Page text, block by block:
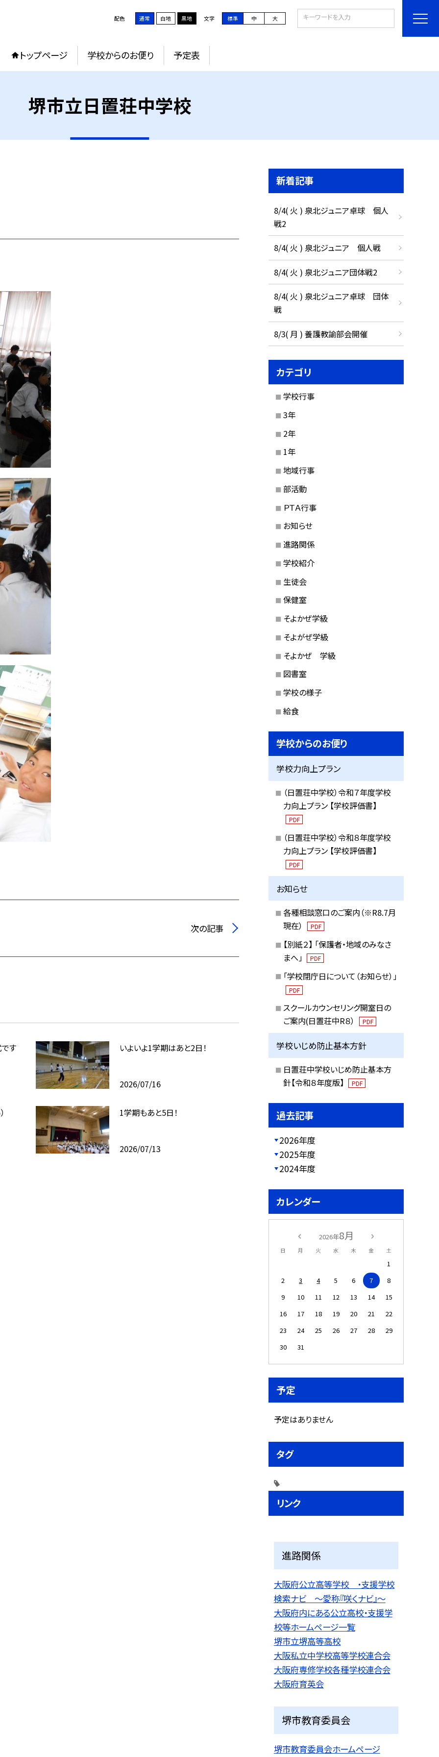
配色 通常 白地 黒地 文字 標準 中 大
トップページ 学校からのお便り 予定表
堺市立日置荘中学校
次の記事
す いよいよ1学期はあと2日！
2026/07/16
1学期もあと5日！
2026/07/13
新着記事
8/4( 火 ) 泉北ジュニア卓球 個人
戦2
8/4( 火 ) 泉北ジュニア 個人戦
8/4( 火 ) 泉北ジュニア団体戦2
8/4( 火 ) 泉北ジュニア卓球 団体
戦
8/3( 月 ) 養護教諭部会開催
カテゴリ
学校行事
3年
2年
1年
地域行事
部活動
ＰＴＡ行事
お知らせ
進路関係
学校紹介
生徒会
保健室
そよかぜ学級
そよがぜ学級
そよかぜ 学級
図書室
学校の様子
給食
学校からのお便り
学校力向上プラン
（日置荘中学校）令和７年度学校
力向上プラン 【学校評価書】
PDF
（日置荘中学校）令和８年度学校
力向上プラン 【学校評価書】
PDF
お知らせ
各種相談窓口のご案内（※R8.7月
現在）
PDF
【別紙２】 「保護者・地域のみなさ
まへ」
PDF
「学校閉庁日について（お知らせ）」
PDF
スクールカウンセリング開室日の
ご案内(日置荘中R８）
PDF
学校いじめ防止基本方針
日置荘中学校いじめ防止基本方
針【令和８年度版】
PDF
過去記事
2026年度
2025年度
2024年度
カレンダー
2026年8月
日 月 火 水 木 金 土
1
2
3 4 5 6 7
8
9
10 11 12 13 14
15
16
17 18 19 20 21
22
23
24 25 26 27 28
29
30
31
予定
予定はありません
タグ
リンク
進路関係
大阪府公立高等学校 ・支援学校
検索ナビ 〜愛称『咲くナビ』〜
大阪府内にある公立高校・支援学
校等ホームページ一覧
堺市立堺高等高校
大阪私立中学校高等学校連合会
大阪府専修学校各種学校連合会
大阪府育英会
堺市教育委員会
堺市教育委員会ホームページ